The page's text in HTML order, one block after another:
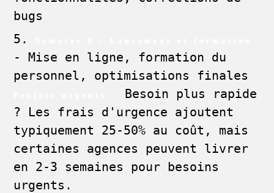
bugs
- Mise en ligne, formation du
personnel, optimisations finales
Besoin plus rapide
? Les frais d'urgence ajoutent
typiquement 25-50% au coût, mais
certaines agences peuvent livrer
en 2-3 semaines pour besoins
urgents.